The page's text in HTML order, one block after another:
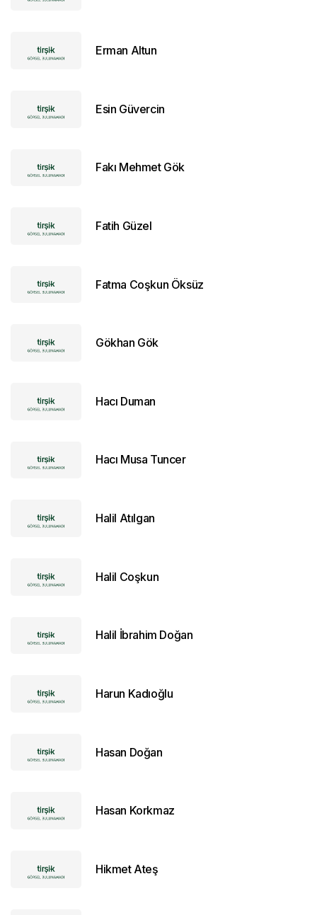
Erman Altun
Esin Güvercin
Fakı Mehmet Gök
Fatih Güzel
Fatma Coşkun Öksüz
Gökhan Gök
Hacı Duman
Hacı Musa Tuncer
Halil Atılgan
Halil Coşkun
Halil İbrahim Doğan
Harun Kadıoğlu
Hasan Doğan
Hasan Korkmaz
Hikmet Ateş